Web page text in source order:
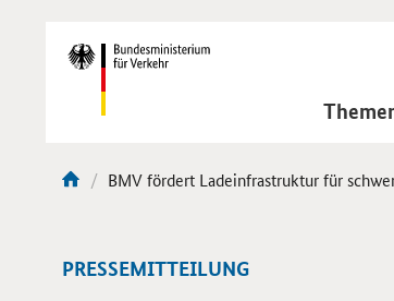
Navigation
Aktuelle
BMV fördert Ladeinfrastruktur für
PRESSEMITTEILUNG